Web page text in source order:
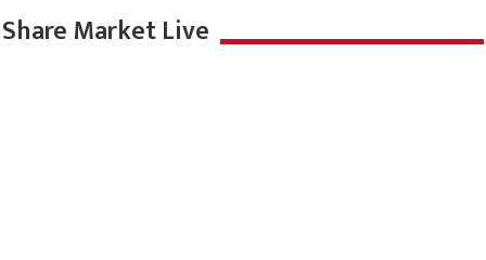
Share Market Live